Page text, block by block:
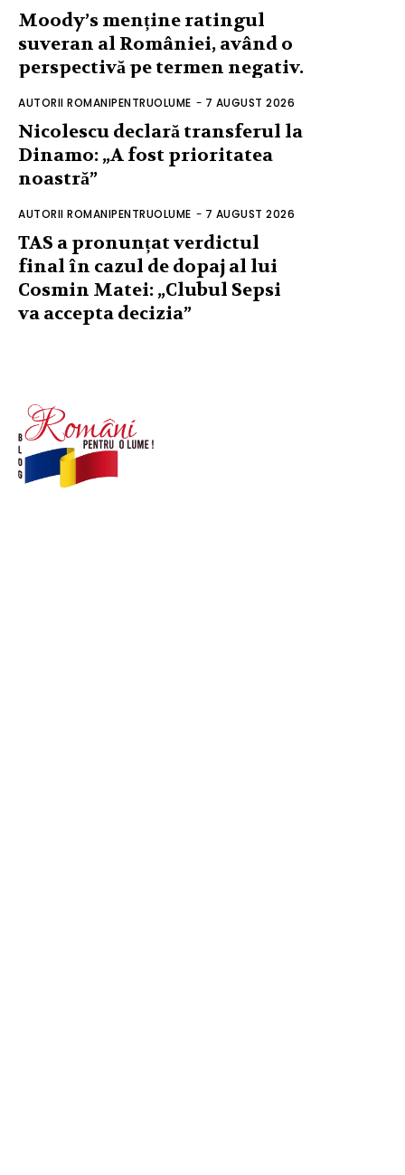
Moody’s menține ratingul
suveran al României, având o
perspectivă pe termen negativ.
AUTORII ROMANIPENTRUOLUME - 7 AUGUST 2026
Nicolescu declară transferul la
Dinamo: „A fost prioritatea
noastră”
AUTORII ROMANIPENTRUOLUME - 7 AUGUST 2026
TAS a pronunțat verdictul
final în cazul de dopaj al lui
Cosmin Matei: „Clubul Sepsi
va accepta decizia”